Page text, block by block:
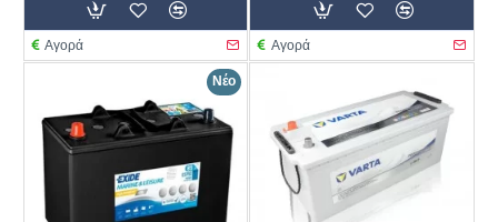
Αγορά Αγορά
Νέο